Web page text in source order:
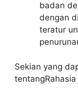
badan
dengan
teratur
Sekian yang